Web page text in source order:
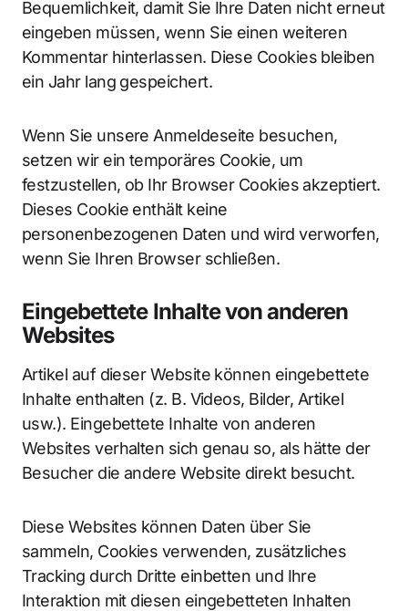
Bequemlichkeit, damit Sie Ihre Daten nicht erneut
eingeben müssen, wenn Sie einen weiteren
Kommentar hinterlassen. Diese Cookies bleiben
ein Jahr lang gespeichert.
Wenn Sie unsere Anmeldeseite besuchen,
setzen wir ein temporäres Cookie, um
festzustellen, ob Ihr Browser Cookies akzeptiert.
Dieses Cookie enthält keine
personenbezogenen Daten und wird verworfen,
wenn Sie Ihren Browser schließen.
Eingebettete Inhalte von anderen
Websites
Artikel auf dieser Website können eingebettete
Inhalte enthalten (z. B. Videos, Bilder, Artikel
usw.). Eingebettete Inhalte von anderen
Websites verhalten sich genau so, als hätte der
Besucher die andere Website direkt besucht.
Diese Websites können Daten über Sie
sammeln, Cookies verwenden, zusätzliches
Tracking durch Dritte einbetten und Ihre
Interaktion mit diesen eingebetteten Inhalten